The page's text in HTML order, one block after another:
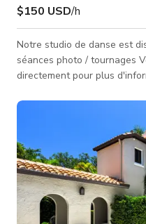
$150 USD/h
Notre studio de danse est
séances photo / tournages Veuillez nous contacter
directement pour plus